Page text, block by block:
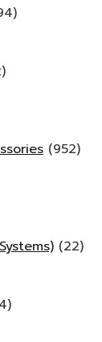
(952)
(22)